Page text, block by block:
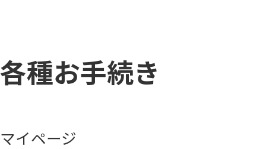
各種お手続き
マイページ